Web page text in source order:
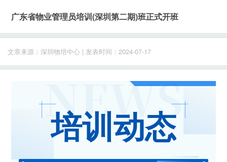
广东省物业管理员培训(深圳第二期)班正式开班
文章来源：深圳物培中心 | 发表时间：2024-07-17
培训动态